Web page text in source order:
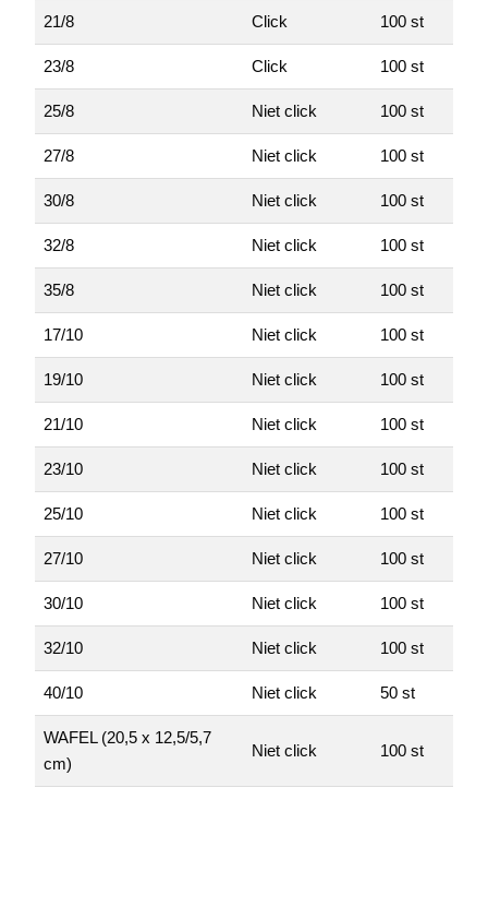
21/8 Click 100 st
23/8 Click 100 st
25/8 Niet click 100 st
27/8 Niet click 100 st
30/8 Niet click 100 st
32/8 Niet click 100 st
35/8 Niet click 100 st
17/10 Niet click 100 st
19/10 Niet click 100 st
21/10 Niet click 100 st
23/10 Niet click 100 st
25/10 Niet click 100 st
27/10 Niet click 100 st
30/10 Niet click 100 st
32/10 Niet click 100 st
40/10 Niet click 50 st
WAFEL (20,5 x 12,5/5,7
cm)
Niet click 100 st